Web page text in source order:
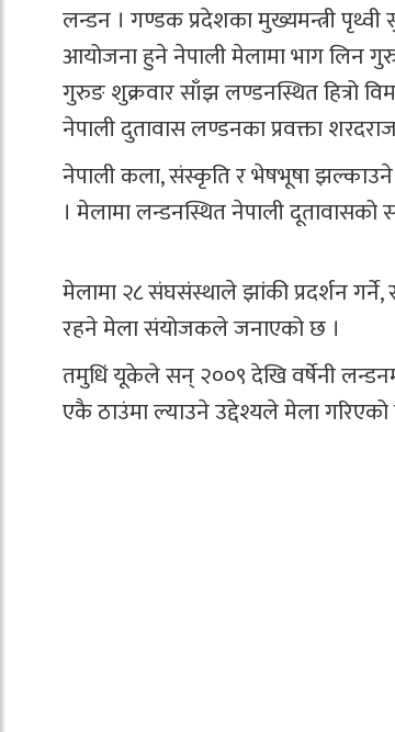
लन्डन । गण्डक प्रदेशका मुख्यमन्त्री
आयोजना हुने नेपाली मेलामा भाग लिन
गुरुङ शुक्रवार साँझ लण्डनस्थित हित्रो
नेपाली दुतावास लण्डनका प्रवक्ता
नेपाली कला, संस्कृति र भेषभूषा
। मेलामा लन्डनस्थित नेपाली दूतावासको
मेलामा २८ संघसंस्थाले झांकी प्रदर्शन
रहने मेला संयोजकले जनाएको छ ।
तमुधिं यूकेले सन् २००९ देखि वर्षेनी
एकै ठाउंमा ल्याउने उद्देश्यले मेला गरिएको